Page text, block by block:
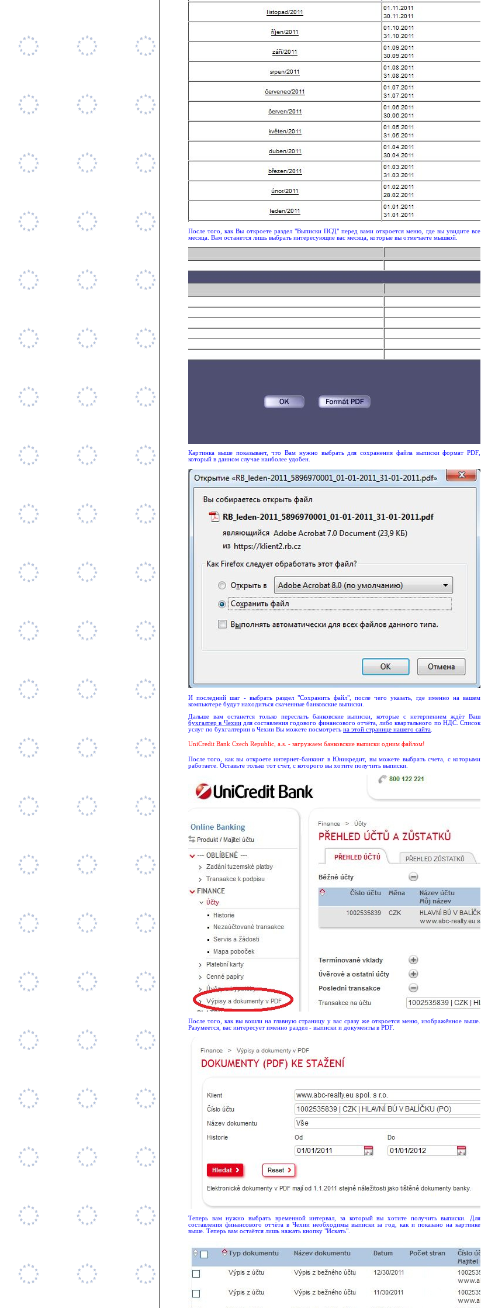
После того, как Вы откроете раздел "Выписки ПСД" перед вами откроется меню, где вы увидите все
месяца. Вам останется лишь выбрать интересующие вас месяца, которые вы отмечаете мышкой.
Картинка выше показывает, что Вам нужно выбрать для сохранения файла выписки формат PDF,
который в данном случае наиболее удобен.
И последний шаг - выбрать раздел "Сохранить файл", после чего указать, где именно на вашем
компьютере будут находиться скаченные банковские выписки.
Дальше вам останется только переслать банковские выписки, которые с нетерпением ждёт Ваш
бухгалтер в Чехиидля составления годового финансового отчёта, либо квартального по НДС. Список
услуг по бухгалтерии в Чехии Вы можете посмотреть на этой странице нашего сайта.
UniCredit Bank Czech Republic, a.s. - загружаем банковские выписки одним файлом!
После того, как вы откроете интернет-банкинг в Юникредит, вы можете выбрать счета, с которыми
работаете. Оставьте только тот счёт, с которого вы хотите получить выписки.
После того, как вы вошли на главную страницу у вас сразу же откроется меню, изображённое выше.
Разумеется, вас интересует именно раздел - выписки и документы в PDF
Теперь вам нужно выбрать временной интервал, за который вы хотите получить выписки. Для
составления финансового отчёта в Чехии необходимы выписки за год, как и показано на картинке
выше. Теперь вам остаётся лишь нажать кнопку "Искать".